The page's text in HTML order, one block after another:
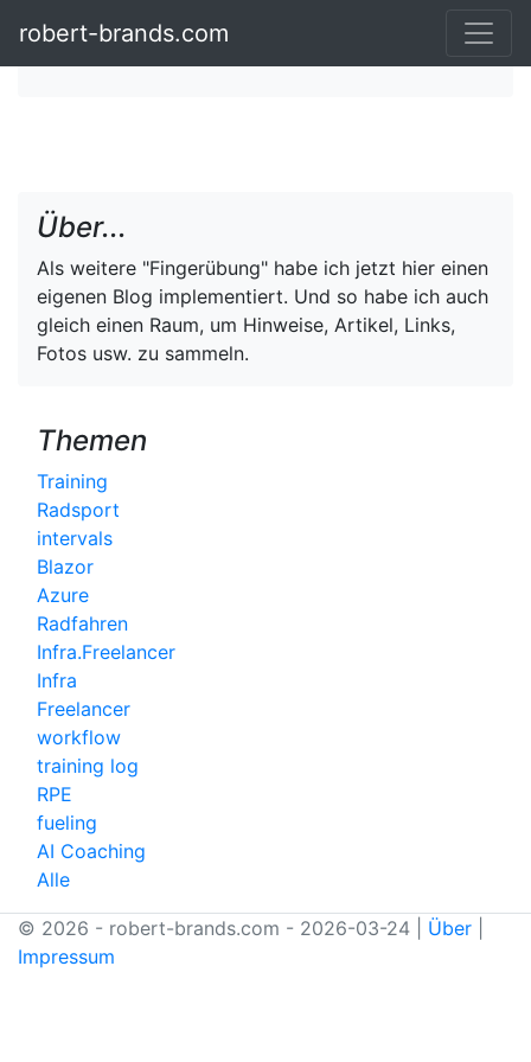
robert-brands.com
Über...
Als weitere "Fingerübung" habe ich jetzt hier einen
eigenen Blog implementiert. Und so habe ich auch
gleich einen Raum, um Hinweise, Artikel, Links,
Fotos usw. zu sammeln.
Themen
Training
Radsport
intervals
Blazor
Azure
Radfahren
Infra.Freelancer
Infra
Freelancer
workflow
training log
RPE
fueling
AI Coaching
Alle
© 2026 - robert-brands.com - 2026-03-24 | Über
Impressum